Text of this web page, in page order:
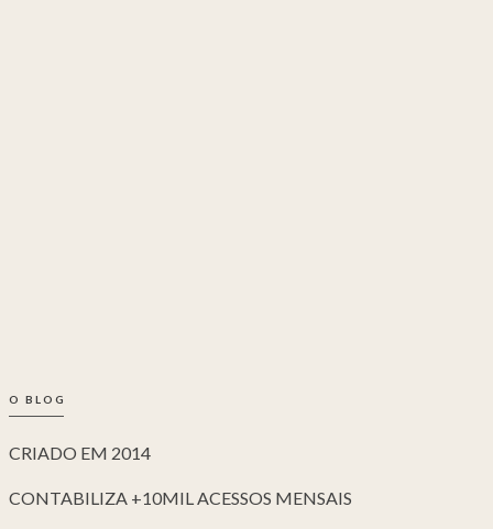
O BLOG
CRIADO EM 2014
CONTABILIZA +10MIL ACESSOS MENSAIS